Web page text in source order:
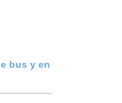
bus y en